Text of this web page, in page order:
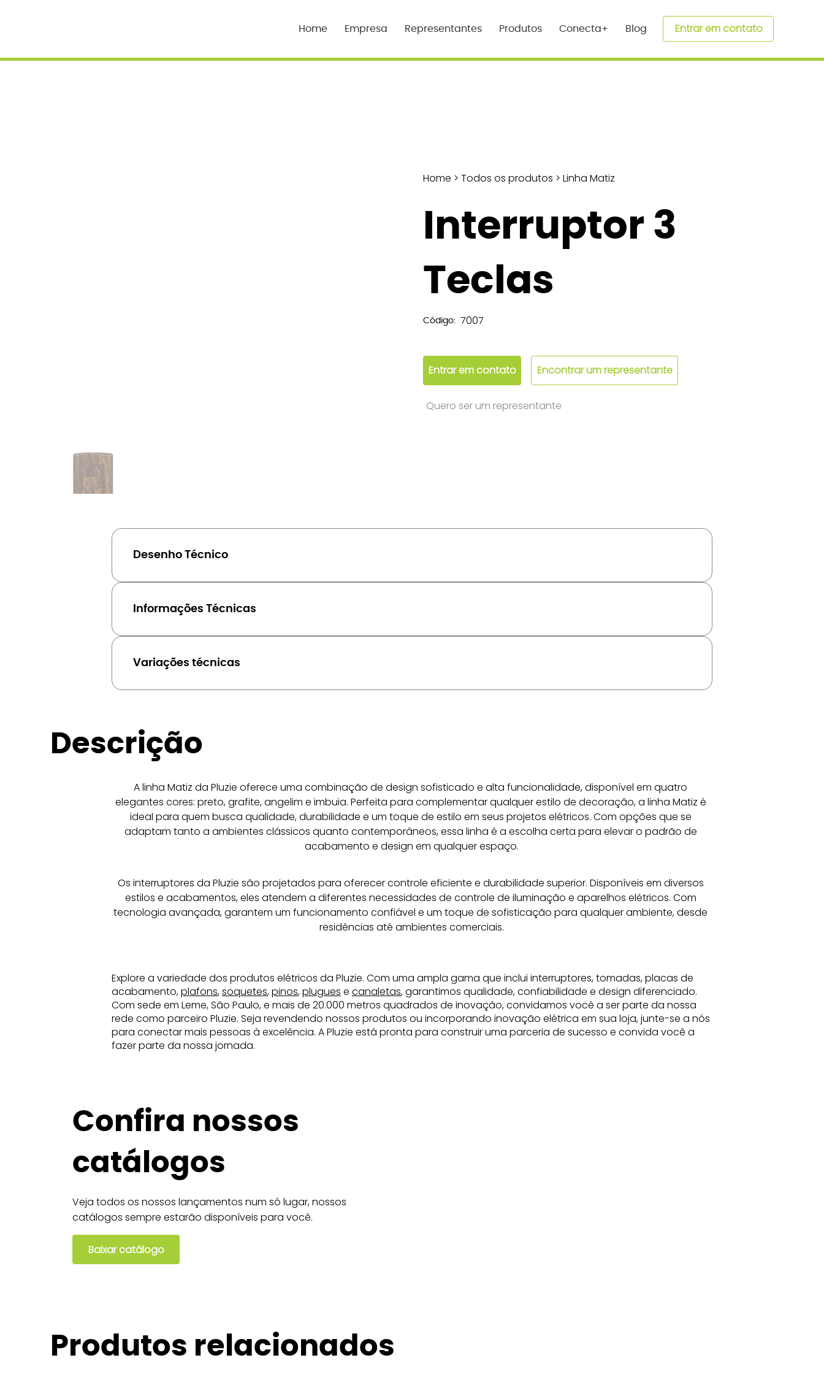
Home Empresa Representantes Produtos Conecta+ Blog Entrar em contato
Home > Todos os produtos > Linha Matiz
Interruptor 3
Teclas
Código: 7007
Entrar em contato Encontrar um representante
Quero ser um representante
Desenho Técnico
Informações Técnicas
Variações técnicas
Descrição
A linha Matiz da Pluzie oferece uma combinação de design sofisticado e alta funcionalidade, disponível em quatro
elegantes cores: preto, grafite, angelim e imbuia. Perfeita para complementar qualquer estilo de decoração, a linha Matiz é
ideal para quem busca qualidade, durabilidade e um toque de estilo em seus projetos elétricos. Com opções que se
adaptam tanto a ambientes clássicos quanto contemporâneos, essa linha é a escolha certa para elevar o padrão de
acabamento e design em qualquer espaço.
Os interruptores da Pluzie são projetados para oferecer controle eficiente e durabilidade superior. Disponíveis em diversos
estilos e acabamentos, eles atendem a diferentes necessidades de controle de iluminação e aparelhos elétricos. Com
tecnologia avançada, garantem um funcionamento confiável e um toque de sofisticação para qualquer ambiente, desde
residências até ambientes comerciais.
Explore a variedade dos produtos elétricos da Pluzie. Com uma ampla gama que inclui interruptores, tomadas, placas de
acabamento,plafons,soquetes,pinos,plugues e canaletas, garantimos qualidade, confiabilidade e design diferenciado.
Com sede em Leme, São Paulo, e mais de 20.000 metros quadrados de inovação, convidamos você a ser parte da nossa
rede como parceiro Pluzie. Seja revendendo nossos produtos ou incorporando inovação elétrica em sua loja, junte-se a nós
para conectar mais pessoas à excelência. A Pluzie está pronta para construir uma parceria de sucesso e convida você a
fazer parte da nossa jornada.
Confira nossos
catálogos
Veja todos os nossos lançamentos num só lugar, nossos
catálogos sempre estarão disponíveis para você.
Baixar catálogo
Produtos relacionados